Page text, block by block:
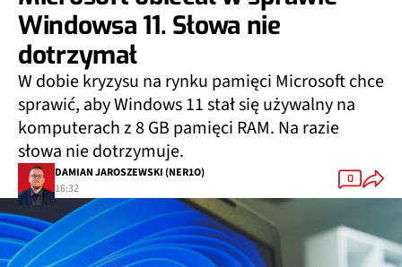
Windowsa 11. Słowa nie
dotrzymał
W dobie kryzysu na rynku pamięci Microsoft chce
sprawić, aby Windows 11 stał się używalny na
komputerach z 8 GB pamięci RAM. Na razie
słowa nie dotrzymuje.
DAMIAN JAROSZEWSKI (NER1O)
16:32
0